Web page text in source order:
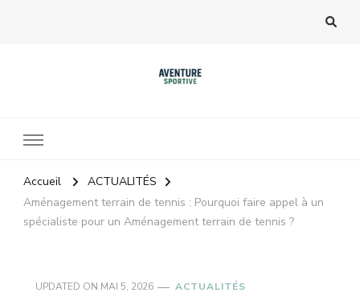
Accueil
ACTUALITÉS
Aménagement terrain de tennis : Pourquoi faire appel à un
spécialiste pour un Aménagement terrain de tennis ?
UPDATED ON MAI 5, 2026 ACTUALITÉS